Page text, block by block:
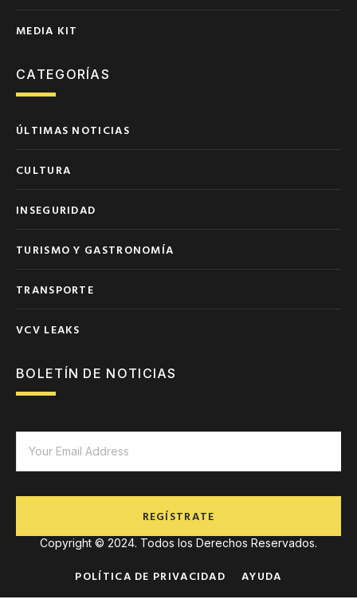
MEDIA KIT
CATEGORÍAS
ÚLTIMAS NOTICIAS
CULTURA
INSEGURIDAD
TURISMO Y GASTRONOMÍA
TRANSPORTE
VCV LEAKS
BOLETÍN DE NOTICIAS
REGÍSTRATE
Copyright © 2024. Todos los Derechos Reservados.
POLÍTICA DE PRIVACIDAD AYUDA